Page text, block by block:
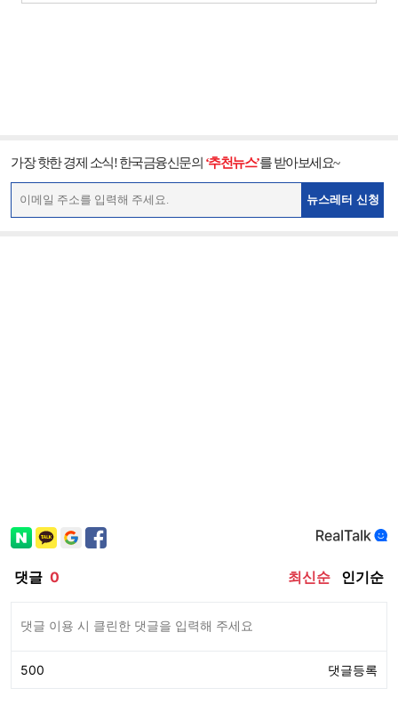
가장 핫한 경제 소식! 한국금융신문의 ‘추천뉴스’를 받아보세요~
뉴스레터 신청